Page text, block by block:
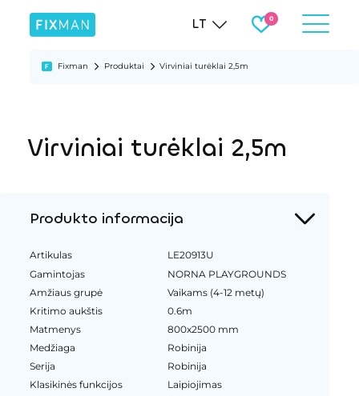
LT
Fixman Produktai Virviniai turėklai 2,5m
Virviniai turėklai 2,5m
Produkto informacija
Artikulas
LE20913U
Gamintojas
NORNA PLAYGROUNDS
Amžiaus grupė
Vaikams (4-12 metų)
Kritimo aukštis
0.6m
Matmenys
800x2500 mm
Medžiaga
Robinija
Serija
Robinija
Klasikinės funkcijos
Laipiojimas